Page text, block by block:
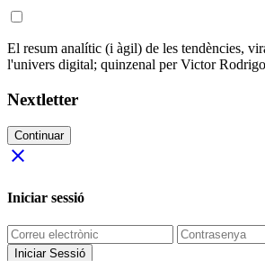
El resum analític (i àgil) de les tendències,
l'univers digital; quinzenal per Victor Rodrigo
Nextletter
Continuar
close
Iniciar sessió
Iniciar Sessió